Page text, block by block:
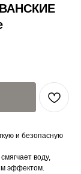
и безопасную
воду,
эффектом.